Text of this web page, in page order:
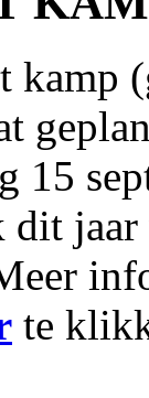
kamp
15
dit
te